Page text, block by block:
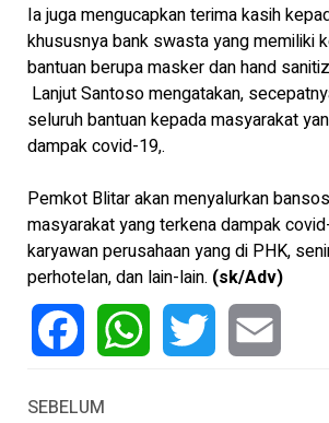
Ia juga mengucapkan terima kasih
khususnya bank swasta yang memiliki
bantuan berupa masker dan hand
Lanjut Santoso mengatakan,
seluruh bantuan kepada masyarakat
dampak covid-19,.
Pemkot Blitar akan menyalurkan
masyarakat yang terkena dampak
karyawan perusahaan yang di PHK,
perhotelan, dan lain-lain. (sk/Adv)
SEBELUM